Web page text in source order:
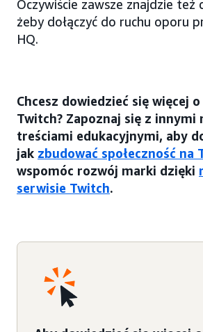
Oczywiście zawsze znajdzie też
żeby dołączyć do ruchu oporu
HQ.
Chcesz dowiedzieć się więcej
Twitch? Zapoznaj się z innymi
treściami edukacyjnymi, aby
jak zbudować społeczność na
wspomóc rozwój marki dzięki
serwisie Twitch.